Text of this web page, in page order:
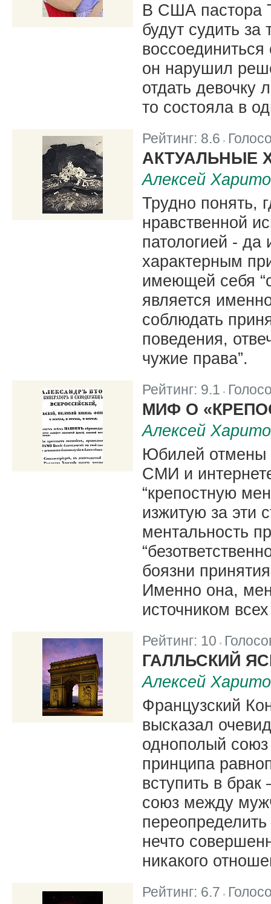
В США пастора
будут судить
он нарушил
отдать девочку
то состояла в
Рейтинг: 8.6
АКТУАЛЬНЫЕ
Алексей
Трудно понять,
нравственной
патологией -
характерным
имеющей себя
является
соблюдать
поведения,
чужие права”.
Рейтинг: 9.1
МИФ О
Алексей
Юбилей отмены
СМИ и
“крепостную
изжитую за эти
ментальность
боязни
Именно она,
источником
Рейтинг: 10
ГАЛЛЬСКИЙ
Алексей
Французский
высказал
однополый
принципа
вступить в
союз между
нечто
никакого
Рейтинг: 6.7